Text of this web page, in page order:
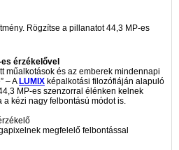
Rögzítse a pillanatot 44,3 MP-es
es érzékelővel
műalkotások és az emberek mindennapi
– ALUMIX képalkotási filozófiáján alapuló
MP-es szenzorral élénken kelnek
kézi nagy felbontású módot is.
megfelelő felbontással